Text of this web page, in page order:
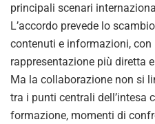
principali scenari
L’accordo prevede lo
contenuti e informazioni, con
rappresentazione più diretta
Ma la collaborazione non si
tra i punti centrali dell’intesa
formazione, momenti di